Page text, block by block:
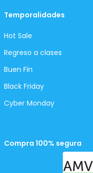
Temporalidades
Hot Sale
Regreso a clases
Buen Fin
Black Friday
Cyber Monday
Compra 100% segura